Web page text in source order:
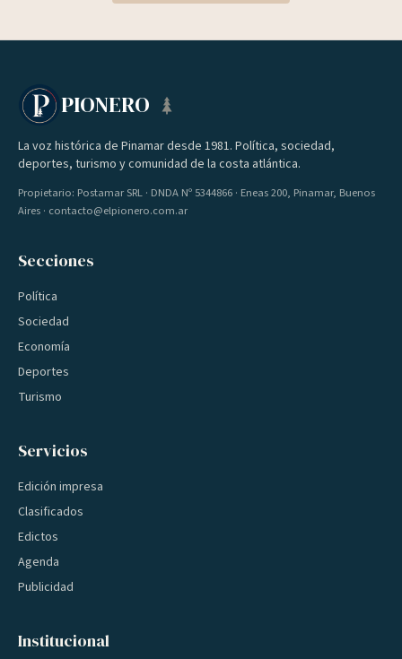
PIONERO
La voz histórica de Pinamar desde 1981. Política, sociedad,
deportes, turismo y comunidad de la costa atlántica.
Propietario: Postamar SRL · DNDA Nº 5344866 · Eneas 200, Pinamar, Buenos
Aires · contacto@elpionero.com.ar
Secciones
Política
Sociedad
Economía
Deportes
Turismo
Servicios
Edición impresa
Clasificados
Edictos
Agenda
Publicidad
Institucional